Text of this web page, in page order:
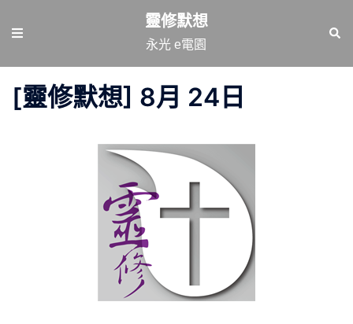
要
靈修默想
永光 e電園
[靈修默想] 8月 24日